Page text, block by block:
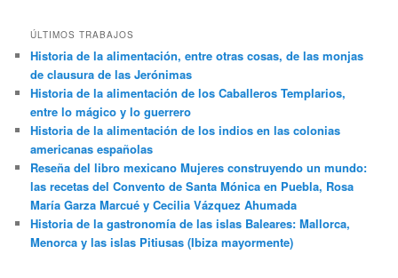
ÚLTIMOS TRABAJOS
Historia de la alimentación, entre otras cosas, de las monjas
de clausura de las Jerónimas
Historia de la alimentación de los Caballeros Templarios,
entre lo mágico y lo guerrero
Historia de la alimentación de los indios en las colonias
americanas españolas
Reseña del libro mexicano Mujeres construyendo un mundo:
las recetas del Convento de Santa Mónica en Puebla, Rosa
María Garza Marcué y Cecilia Vázquez Ahumada
Historia de la gastronomía de las islas Baleares: Mallorca,
Menorca y las islas Pitiusas (Ibiza mayormente)